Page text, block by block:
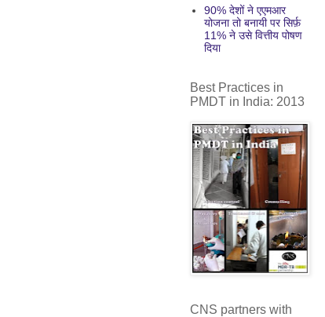
90% देशों ने एएमआर
योजना तो बनायी पर सिर्फ़
11% ने उसे वित्तीय पोषण
दिया
Best Practices in
PMDT in India: 2013
CNS partners with